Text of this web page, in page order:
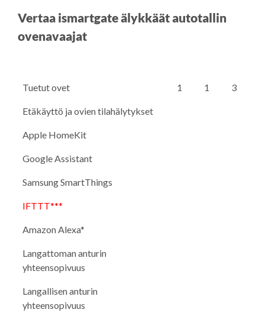
Vertaa ismartgate älykkäät autotallin
ovenavaajat
Tuetut ovet 1 1 3
Etäkäyttö ja ovien tilahälytykset
Apple HomeKit
Google Assistant
Samsung SmartThings
IFTTT***
Amazon Alexa*
Langattoman anturin
yhteensopivuus
Langallisen anturin
yhteensopivuus